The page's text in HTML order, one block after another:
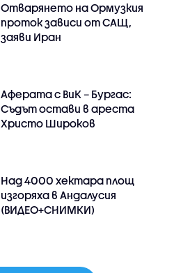
Отварянето на Ормузкия
проток зависи от САЩ,
заяви Иран
Аферата с ВиК – Бургас:
Съдът остави в ареста
Христо Широков
Над 4000 хектара площ
изгоряха в Андалусия
(ВИДЕО+СНИМКИ)